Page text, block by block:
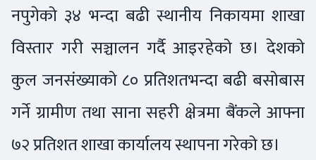
नपुगेको ३४ भन्दा बढी स्थानीय निकायमा शाखा
विस्तार गरी सञ्चालन गर्दै आइरहेको छ। देशको
कुल जनसंख्याको ८० प्रतिशतभन्दा बढी बसोबास
गर्ने ग्रामीण तथा साना सहरी क्षेत्रमा बैंकले आफ्ना
७२ प्रतिशत शाखा कार्यालय स्थापना गरेको छ।